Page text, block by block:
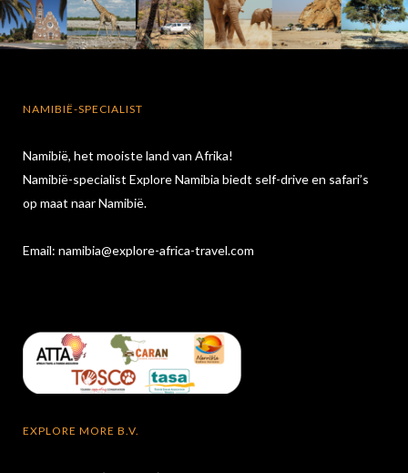
NAMIBIË-SPECIALIST
Namibië, het mooiste land van Afrika!
Namibië-specialist Explore Namibia biedt self-drive en safari’s
op maat naar Namibië.
Email: namibia@explore-africa-travel.com
EXPLORE MORE B.V.